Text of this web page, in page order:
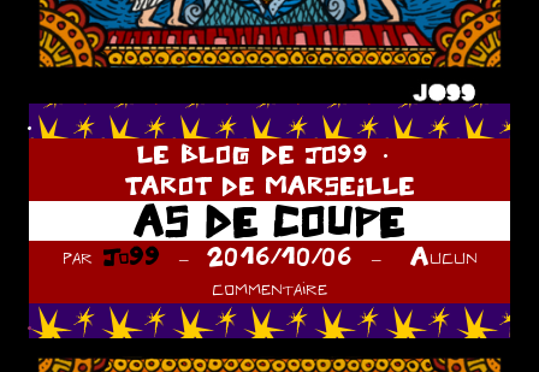
.
LE BLOG DE JO99
TAROT DE MARSEILLE
AS DE COUPE
par Jo99 2016/10/06
Aucun
commentaire
.